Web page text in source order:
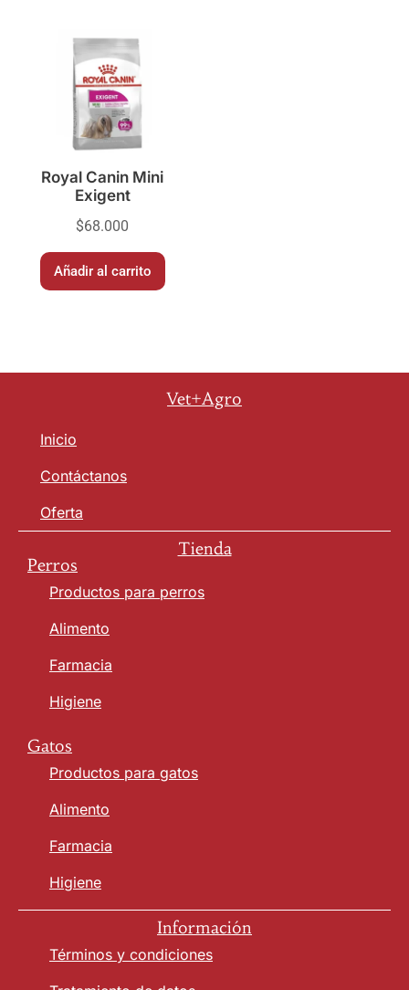
Royal Canin Mini
Exigent
$68.000
Añadir al carrito
Vet+Agro
Inicio
Contáctanos
Oferta
Tienda
Perros
Productos para perros
Alimento
Farmacia
Higiene
Gatos
Productos para gatos
Alimento
Farmacia
Higiene
Información
Términos y condiciones